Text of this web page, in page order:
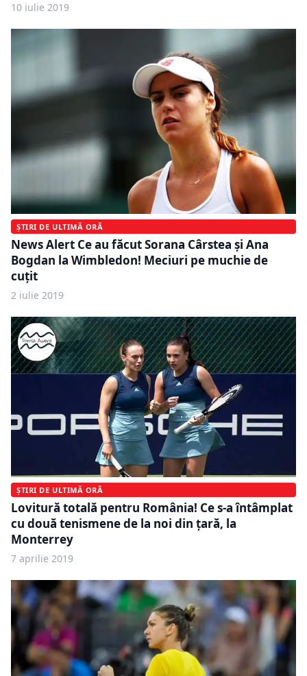
10 iulie 2019
ȘTIRI DE ULTIMĂ ORĂ
News Alert Ce au făcut Sorana Cârstea și Ana
Bogdan la Wimbledon! Meciuri pe muchie de
cuțit
2 iulie 2019
ȘTIRI DE ULTIMĂ ORĂ
Lovitură totală pentru România! Ce s-a întâmplat
cu două tenismene de la noi din țară, la
Monterrey
7 aprilie 2019